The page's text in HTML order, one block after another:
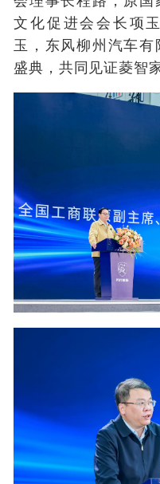
文化促进会会长项
玉，东风柳州汽车
盛典，共同见证菱智